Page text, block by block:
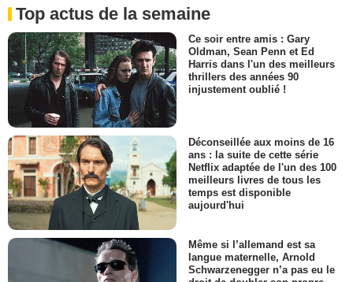
Top actus de la semaine
Ce soir entre amis : Gary
Oldman, Sean Penn et Ed
Harris dans l'un des meilleurs
thrillers des années 90
injustement oublié !
Déconseillée aux moins de 16
ans : la suite de cette série
Netflix adaptée de l'un des 100
meilleurs livres de tous les
temps est disponible
aujourd'hui
Même si l’allemand est sa
langue maternelle, Arnold
Schwarzenegger n’a pas eu le